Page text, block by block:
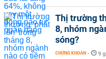
Thị trường
8, nhóm
sóng?
CHỨNG KHOÁN - 9